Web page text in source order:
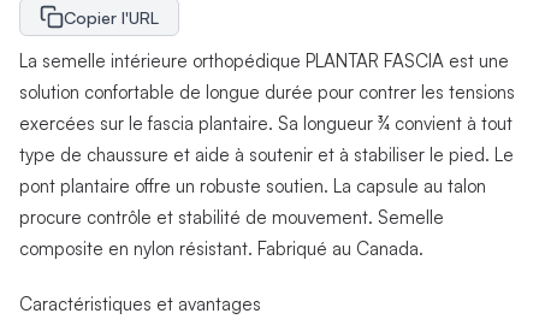
Copier l'URL
La semelle intérieure orthopédique PLANTAR FASCIA est une
solution confortable de longue durée pour contrer les tensions
exercées sur le fascia plantaire. Sa longueur ¾ convient à tout
type de chaussure et aide à soutenir et à stabiliser le pied. Le
pont plantaire offre un robuste soutien. La capsule au talon
procure contrôle et stabilité de mouvement. Semelle
composite en nylon résistant. Fabriqué au Canada.
Caractéristiques et avantages